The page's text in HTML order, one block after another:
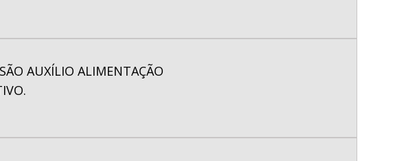
AUXÍLIO ALIMENTAÇÃO